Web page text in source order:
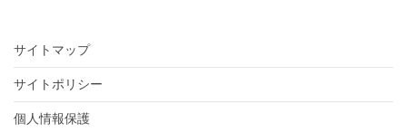
サイトマップ
サイトポリシー
個人情報保護